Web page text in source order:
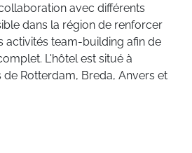
avec différents
dans la région de renforcer
activités team-building afin de
L'hôtel est situé à
Rotterdam, Breda, Anvers et